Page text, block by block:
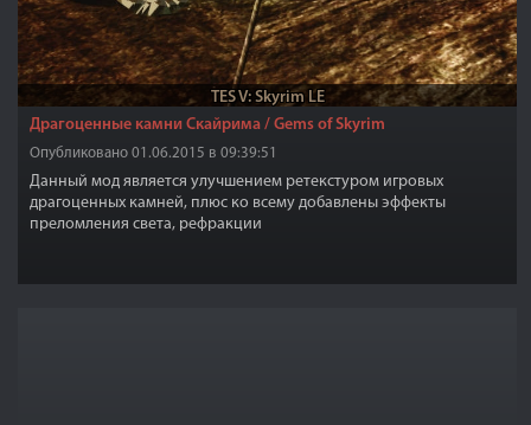
TES V: Skyrim LE
Драгоценные камни Скайрима / Gems of Skyrim
Опубликовано 01.06.2015 в 09:39:51
Данный мод является улучшением ретекстуром игровых
драгоценных камней, плюс ко всему добавлены эффекты
преломления света, рефракции